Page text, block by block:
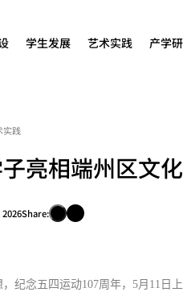
学生发展 艺术实践 产学研
实践
亮相端州区文
2026Share:
纪念五四运动107周年，5月11日